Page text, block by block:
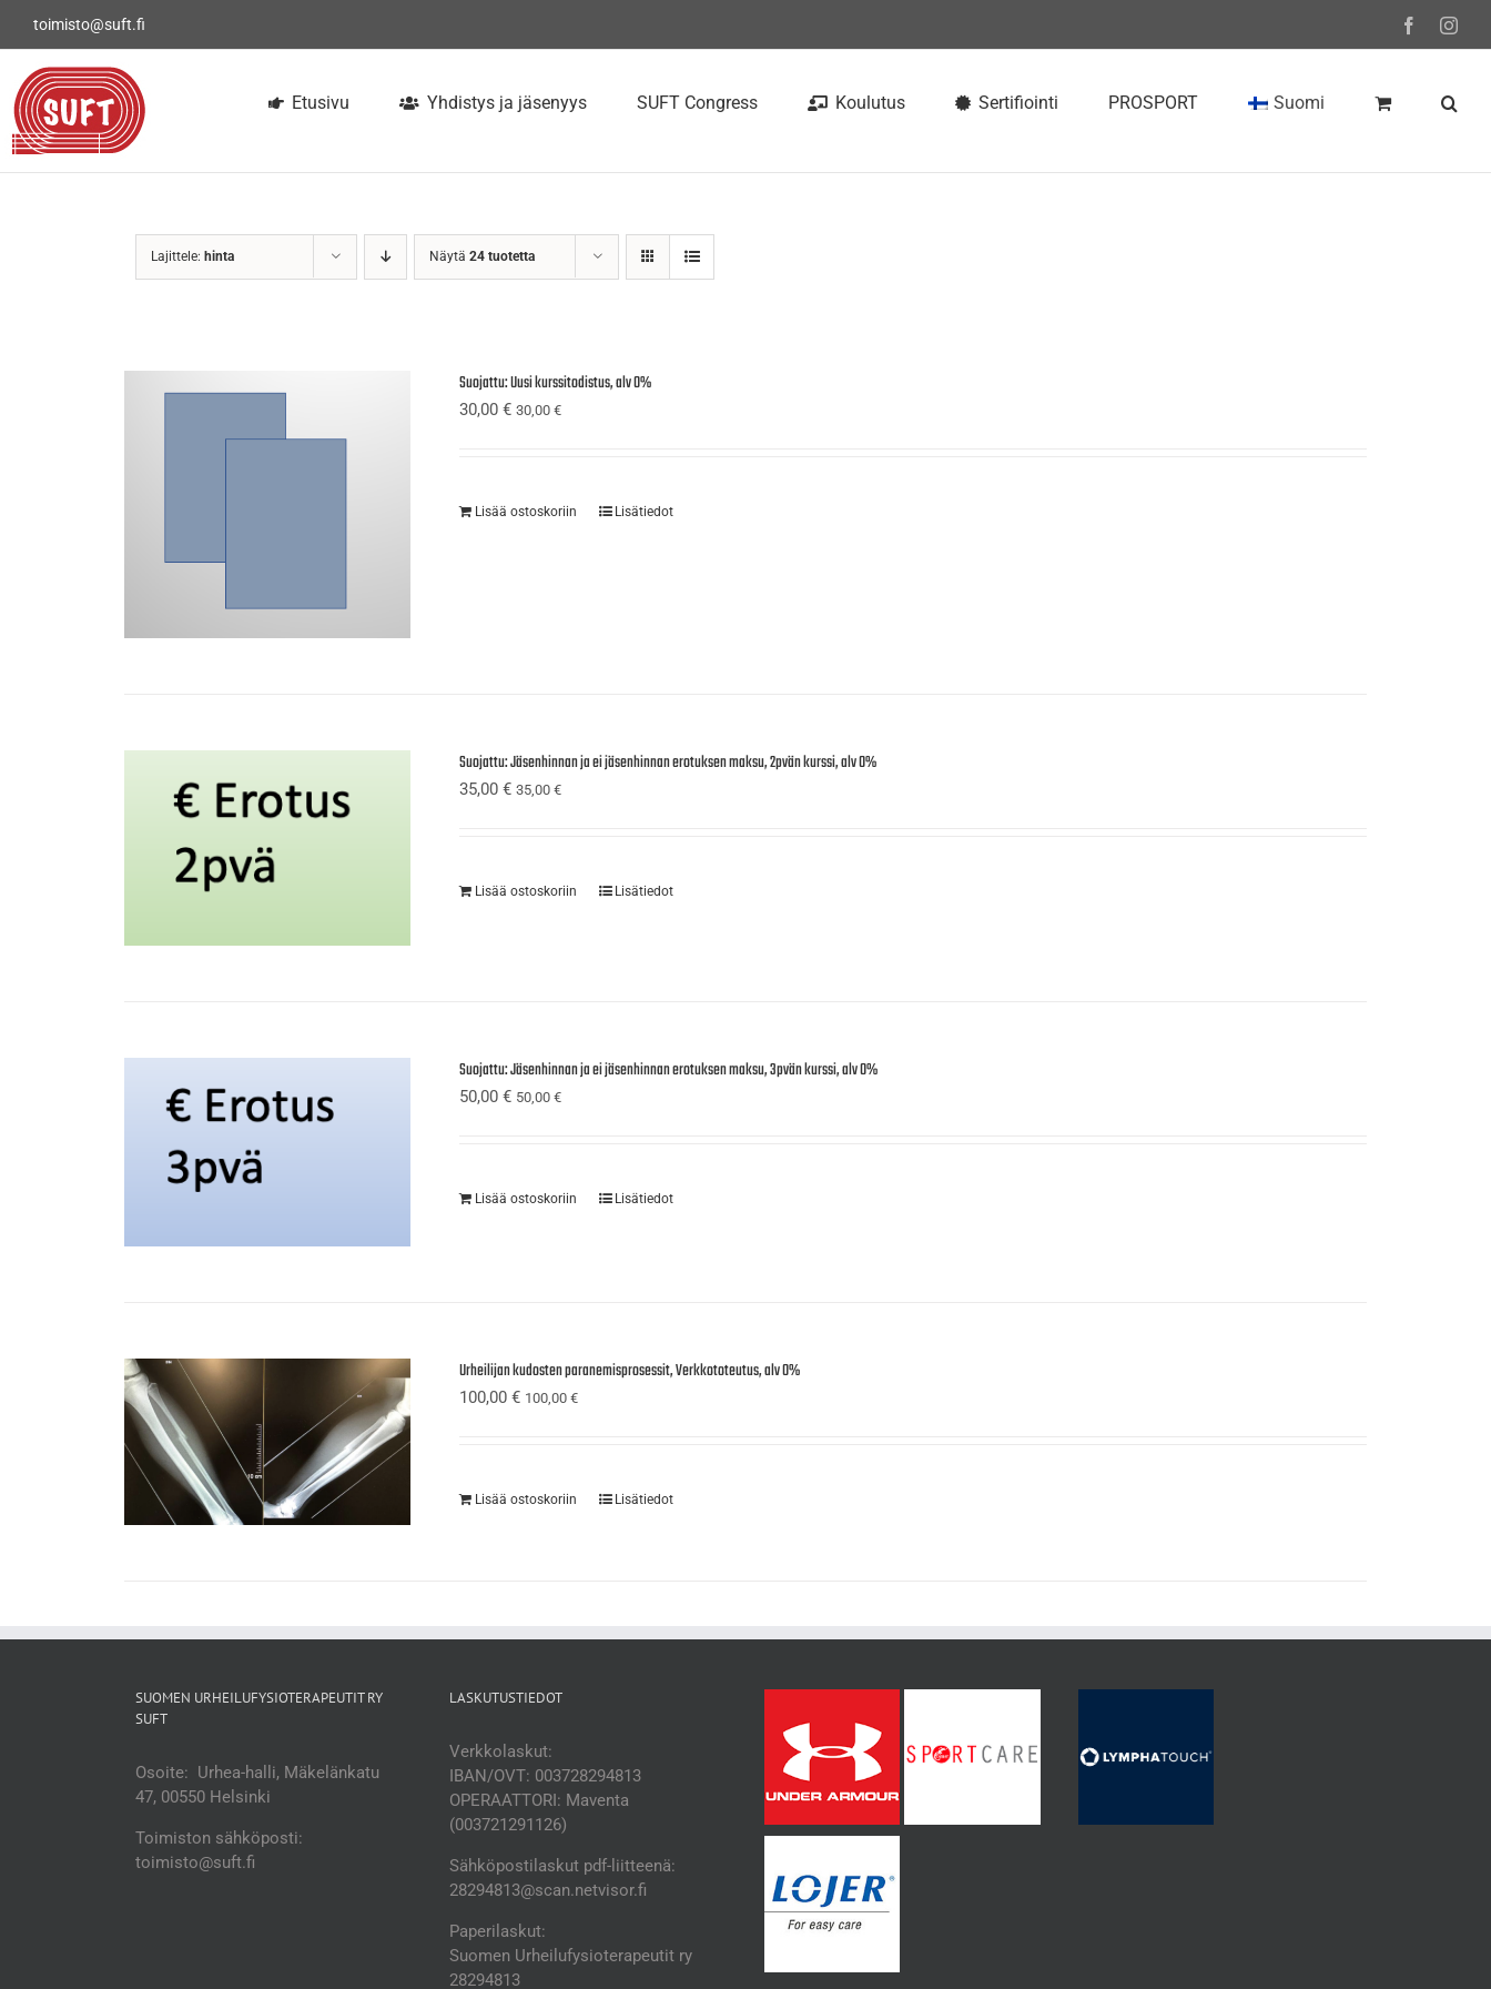
toimisto@suft.fi Facebook
Etusivu Yhdistys ja jäsenyys SUFT Congress Koulutus Sertifiointi PROSPORT Suomi
Lajittele: hinta Näytä 24 tuotetta
Suojattu: Uusi kurssitodistus, alv 0%
30,00€ 30,00€
Lisää ostoskoriin Lisätiedot
Suojattu: Jäsenhinnan ja ei jäsenhinnan erotuksen maksu, 2pvän kurssi, alv 0%
35,00€ 35,00€
Lisää ostoskoriin Lisätiedot
Suojattu: Jäsenhinnan ja ei jäsenhinnan erotuksen maksu, 3pvän kurssi, alv 0%
50,00€ 50,00€
Lisää ostoskoriin Lisätiedot
Urheilijan kudosten paranemisprosessit, Verkkototeutus, alv 0%
100,00€ 100,00€
Lisää ostoskoriin Lisätiedot
SUOMEN URHEILUFYSIOTERAPEUTIT RY
SUFT
Osoite: Urhea-halli, Mäkelänkatu
47, 00550 Helsinki
Toimiston sähköposti:
toimisto@suft.fi
LASKUTUSTIEDOT
Verkkolaskut:
IBAN/OVT: 003728294813
OPERAATTORI: Maventa
(003721291126)
Sähköpostilaskut pdf-liitteenä:
28294813@scan.netvisor.fi
Paperilaskut:
Suomen Urheilufysioterapeutit ry
28294813